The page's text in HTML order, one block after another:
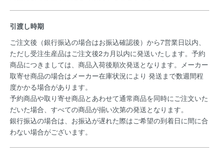
引渡し時期
ご注文後（銀行振込の場合はお振込確認後）から7営業日以内、
ただし受注生産品はご注文後2カ月以内に発送いたします。予約
商品につきましては、商品入荷後順次発送となります。メーカー
取寄せ商品の場合はメーカー在庫状況により 発送まで数週間程
度かかる場合があります。
予約商品や取り寄せ商品とあわせて通常商品を同時にご注文いた
だいた場合、すべての商品が揃い次第の発送となります。
銀行振込の場合は、お振込が遅れた際はご希望の到着日に間に合
わない場合がございます。